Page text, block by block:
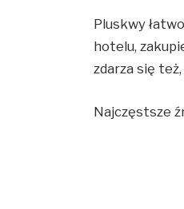
Pluskwy
hotelu,
zdarza się
Najczęstsze